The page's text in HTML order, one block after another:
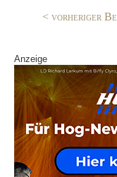
o< vorheriger
Anzeige